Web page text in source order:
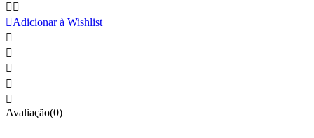
 
Adicionar à Wishlist





Avaliação(0)